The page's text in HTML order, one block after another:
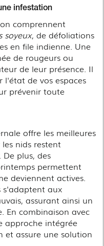
infestation
comprennent
soyeux, de défoliations
en file indienne. Une
de rougeurs ou
de leur présence. Il
l'état de vos espaces
prévenir toute
offre les meilleures
nids restent
De plus, des
permettent
deviennent actives.
s'adaptent aux
assurant ainsi un
En combinaison avec
approche intégrée
et assure une solution